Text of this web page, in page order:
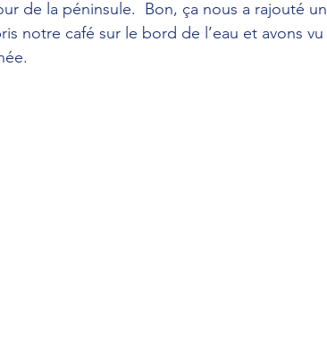
de la péninsule.  Bon, ça nous a rajouté un
notre café sur le bord de l’eau et avons vu